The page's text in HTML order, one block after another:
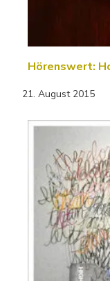
Hörenswert:
21. August 2015